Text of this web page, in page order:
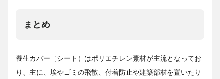
まとめ
養生カバー（シート）はポリエチレン素材が主流となってお
り、主に、埃やゴミの飛散、付着防止や建築部材を置いたり